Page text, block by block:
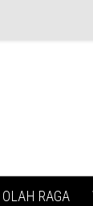
OLAH RAGA